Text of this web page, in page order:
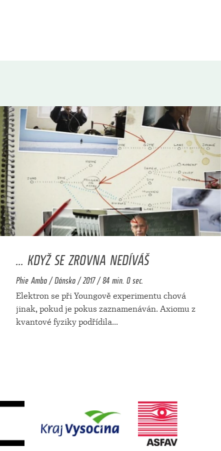
... KDYŽ SE ZROVNA NEDÍVÁŠ
Phie Ambo / Dánsko / 2017 / 84 min. 0 sec.
Elektron se při Youngově experimentu chová
jinak, pokud je pokus zaznamenáván. Axiomu z
kvantové fyziky podřídila...